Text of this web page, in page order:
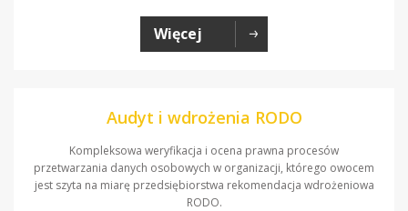
Więcej
Audyt i wdrożenia RODO
Kompleksowa weryfikacja i ocena prawna procesów
przetwarzania danych osobowych w organizacji, którego owocem
jest szyta na miarę przedsiębiorstwa rekomendacja wdrożeniowa
RODO.